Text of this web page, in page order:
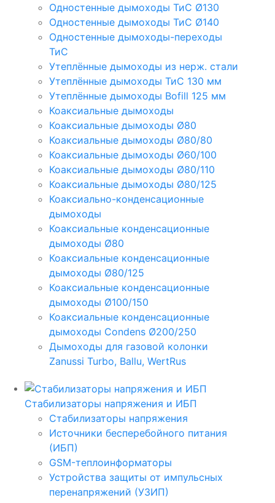
Одностенные дымоходы ТиС Ø130
Одностенные дымоходы ТиС Ø140
Одностенные дымоходы-переходы
ТиС
Утеплённые дымоходы из нерж. стали
Утеплённые дымоходы ТиС 130 мм
Утеплённые дымоходы Bofill 125 мм
Коаксиальные дымоходы
Коаксиальные дымоходы Ø80
Коаксиальные дымоходы Ø80/80
Коаксиальные дымоходы Ø60/100
Коаксиальные дымоходы Ø80/110
Коаксиальные дымоходы Ø80/125
Коаксиально-конденсационные
дымоходы
Коаксиальные конденсационные
дымоходы Ø80
Коаксиальные конденсационные
дымоходы Ø80/125
Коаксиальные конденсационные
дымоходы Ø100/150
Коаксиальные конденсационные
дымоходы Condens Ø200/250
Дымоходы для газовой колонки
Zanussi Turbo, Ballu, WertRus
Стабилизаторы напряжения и ИБП
Стабилизаторы напряжения
Источники бесперебойного питания
(ИБП)
GSM-теплоинформаторы
Устройства защиты от импульсных
перенапряжений (УЗИП)